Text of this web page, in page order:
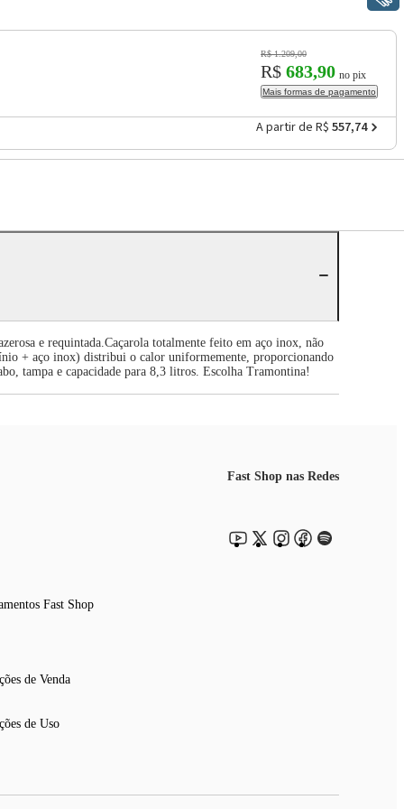
R$ 1.209,00
R$ 683,90 no pix
Mais formas de pagamento
A partir de R$ 557,74
e requintada.Caçarola totalmente feito em aço inox, não
+ aço inox) distribui o calor uniformemente, proporcionando
tampa e capacidade para 8,3 litros. Escolha Tramontina!
Fast Shop
de Venda
de Uso
Fast Shop nas Redes